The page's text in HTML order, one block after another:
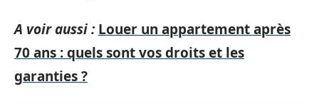
A voir aussi : Louer un appartement après
70 ans : quels sont vos droits et les
garanties ?